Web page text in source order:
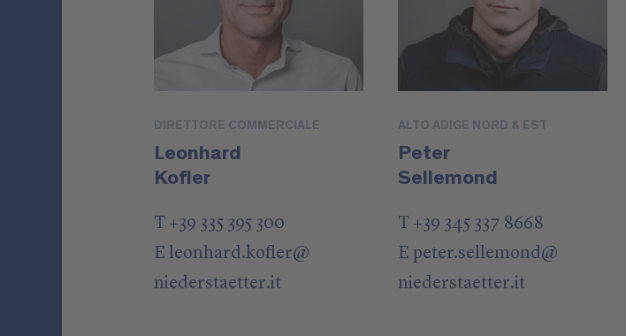
DIRETTORE COMMERCIALE
Leonhard
Kofler
T +39 335 395 300
E leonhard.kofler@
niederstaetter.it
ALTO ADIGE NORD & EST
Peter
Sellemond
T +39 345 337 8668
E peter.sellemond@
niederstaetter.it